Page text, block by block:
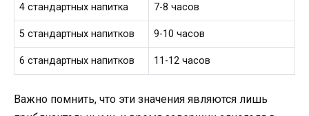
4 стандартных напитка 7-8 часов
5 стандартных напитков 9-10 часов
6 стандартных напитков 11-12 часов
Важно помнить, что эти значения являются лишь